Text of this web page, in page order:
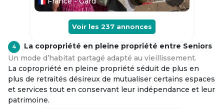
Voir les 237 annonces
4
La copropriété en pleine propriété entre Seniors
Un mode d’habitat partagé adapté au vieillissement.
La copropriété en pleine propriété séduit de plus en
plus de retraités désireux de mutualiser certains espaces
et services tout en conservant leur indépendance et leur
patrimoine.